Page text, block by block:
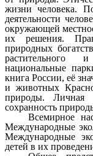
жизни человека.
деятельности
окружающей
их решения.
природных
растительного
национальные
книга России, её
и животных
природы. Личная
сохранность
Всемирное
Международные
Международные
детей в их